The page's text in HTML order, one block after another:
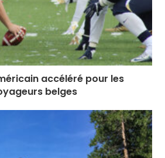
accéléré pour les
belges